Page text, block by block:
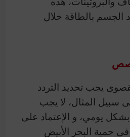
الجسم بالطاقة خلال
يجب تحديد التردد
سبيل المثال، لا يجب
يومي، و الإعتماد على
حمية البحر الأبيض